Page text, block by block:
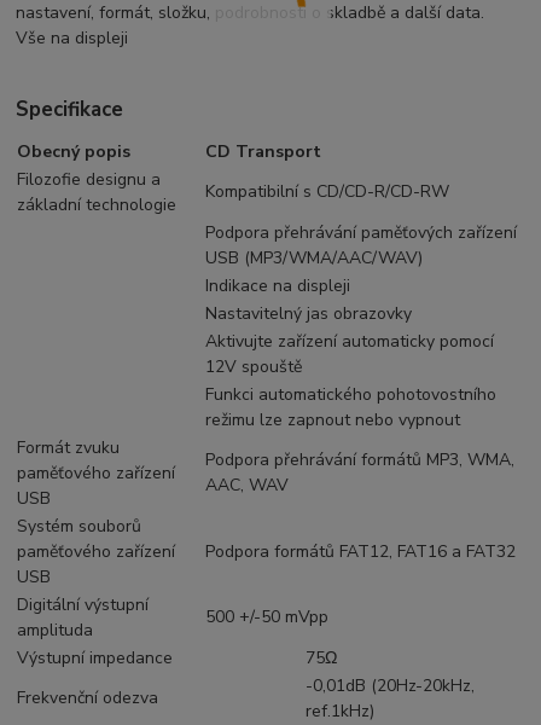
nastavení, formát, složku, podrobnosti o skladbě a další data.
Vše na displeji
Specifikace
Obecný popis
CD Transport
Filozofie designu a
základní technologie
Kompatibilní s CD/CD-R/CD-RW
Podpora přehrávání paměťových zařízení
USB (MP3/WMA/AAC/WAV)
Indikace na displeji
Nastavitelný jas obrazovky
Aktivujte zařízení automaticky pomocí
12V spouště
Funkci automatického pohotovostního
režimu lze zapnout nebo vypnout
Formát zvuku
paměťového zařízení
USB
Podpora přehrávání formátů MP3, WMA,
AAC, WAV
Systém souborů
paměťového zařízení
USB
Podpora formátů FAT12, FAT16 a FAT32
Digitální výstupní
amplituda
500 +/-50 mVpp
Výstupní impedance
75Ω
Frekvenční odezva
-0,01dB (20Hz-20kHz,
ref.1kHz)